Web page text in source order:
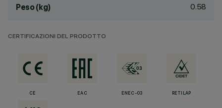
Peso (kg) 0.58
CERTIFICAZIONI DEL PRODOTTO
CE EAC ENEC-03 RETILAP